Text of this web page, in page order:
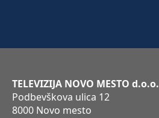
TELEVIZIJA NOVO MESTO d.o.o.
Podbevškova ulica 12
8000 Novo mesto